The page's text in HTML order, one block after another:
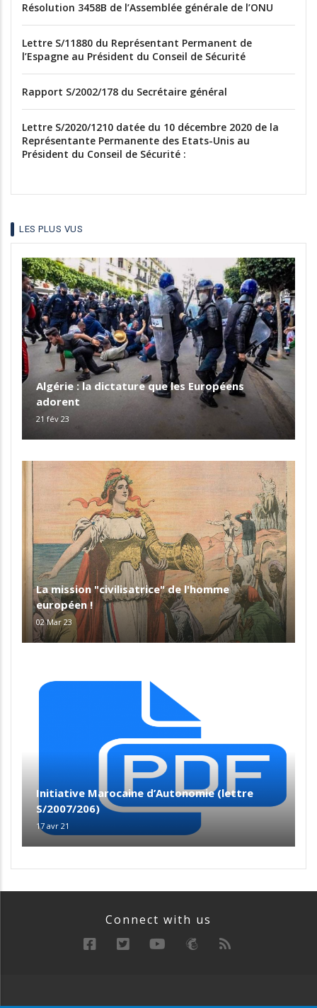
Résolution 3458B de l’Assemblée générale de l’ONU
Lettre S/11880 du Représentant Permanent de
l’Espagne au Président du Conseil de Sécurité
Rapport S/2002/178 du Secrétaire général
Lettre S/2020/1210 datée du 10 décembre 2020 de la
Représentante Permanente des Etats-Unis au
Président du Conseil de Sécurité :
LES PLUS VUS
Algérie : la dictature que les Européens
adorent
21 fév 23
La mission "civilisatrice" de l'homme
européen !
02 Mar 23
Initiative Marocaine d’Autonomie (lettre
S/2007/206)
17 avr 21
Connect with us